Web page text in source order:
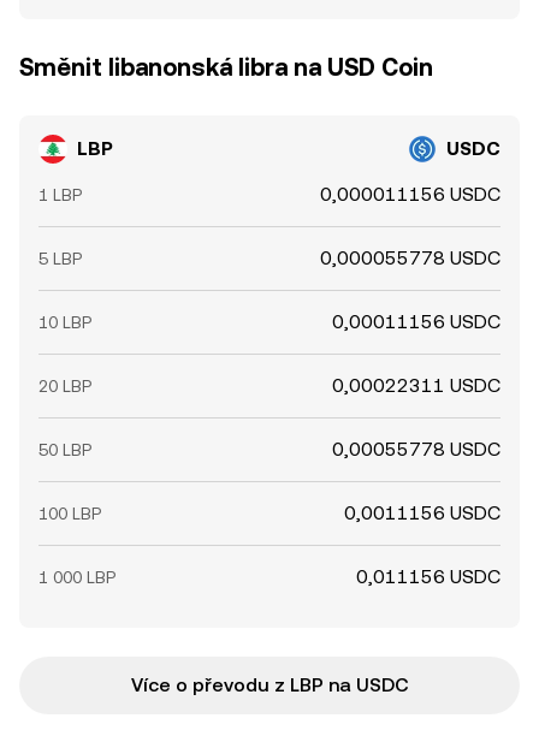
Směnit libanonská libra na USD Coin
LBP USDC
1 LBP 0,000011156 USDC
5 LBP 0,000055778 USDC
10 LBP 0,00011156 USDC
20 LBP 0,00022311 USDC
50 LBP 0,00055778 USDC
100 LBP 0,0011156 USDC
1 000 LBP 0,011156 USDC
Více o převodu z LBP na USDC